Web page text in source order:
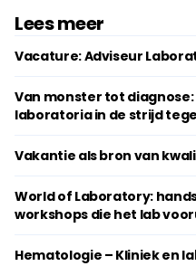
Lees meer
Vacature: Adviseur
Van monster tot
laboratoria in de strijd
Vakantie als bron van
World of Laboratory:
workshops die het lab
Hematologie – Kliniek en